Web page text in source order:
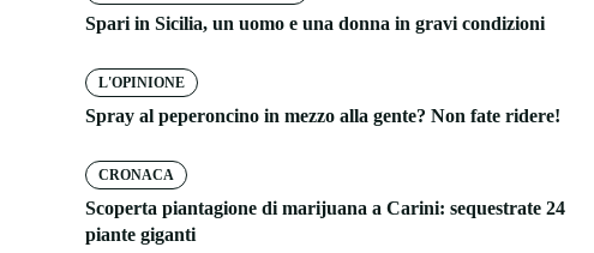
Spari in Sicilia, un uomo e una donna in gravi condizioni
L'OPINIONE
Spray al peperoncino in mezzo alla gente? Non fate ridere!
CRONACA
Scoperta piantagione di marijuana a Carini: sequestrate 24
piante giganti